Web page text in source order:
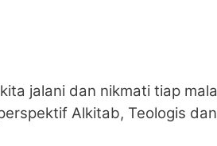
jalani dan nikmati tiap
Alkitab, Teologis